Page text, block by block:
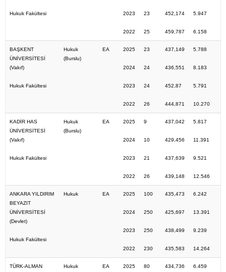
Hukuk Fakültesi 2023
2022
23
25
452,174
459,787
5.947
6.158
BAŞKENT
ÜNİVERSİTESİ
(Vakıf)
Hukuk Fakültesi
Hukuk
(Burslu)
EA 2025
2024
2023
2022
23
24
24
26
437,149
436,551
452,87
444,871
5.788
8.183
5.791
10.270
KADİR HAS
ÜNİVERSİTESİ
(Vakıf)
Hukuk Fakültesi
Hukuk
(Burslu)
EA 2025
2024
2023
2022
9
10
21
26
437,042
429,456
437,639
439,148
5.817
11.391
9.521
12.546
ANKARA YILDIRIM
BEYAZIT
ÜNİVERSİTESİ
(Devlet)
Hukuk Fakültesi
Hukuk EA 2025
2024
2023
2022
100
250
250
230
435,473
425,697
438,499
435,583
6.242
13.391
9.239
14.264
TÜRK-ALMAN
Hukuk EA 2025 80 434,736 6.459